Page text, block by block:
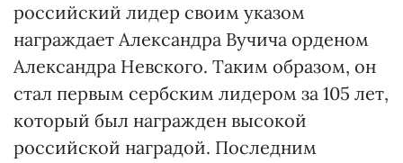
российский лидер своим указом
награждает Александра Вучича орденом
Александра Невского. Таким образом, он
стал первым сербским лидером за 105 лет,
который был награжден высокой
российской наградой. Последним